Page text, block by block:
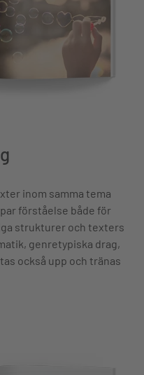
inom samma tema
förståelse både för
strukturer och texters
genretypiska drag,
också upp och tränas